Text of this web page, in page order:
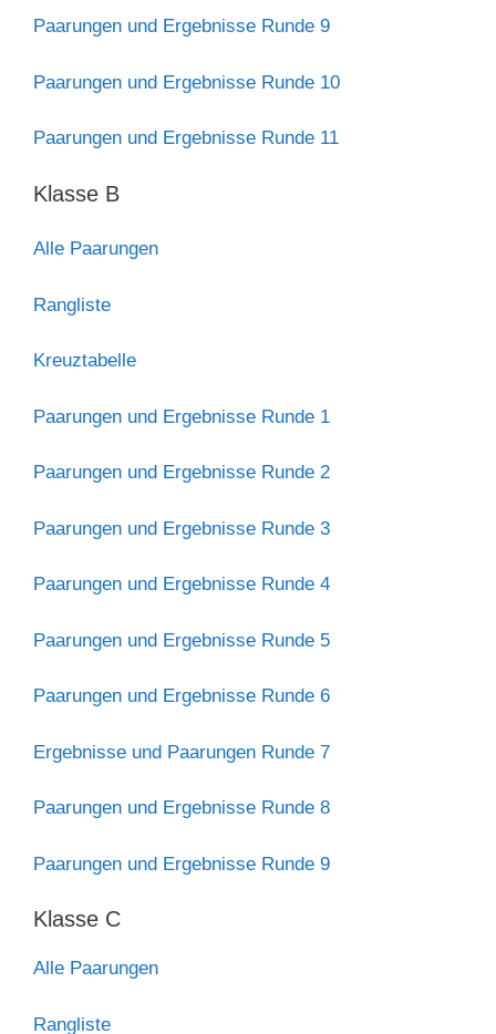
Paarungen und Ergebnisse Runde 9
Paarungen und Ergebnisse Runde 10
Paarungen und Ergebnisse Runde 11
Klasse B
Alle Paarungen
Rangliste
Kreuztabelle
Paarungen und Ergebnisse Runde 1
Paarungen und Ergebnisse Runde 2
Paarungen und Ergebnisse Runde 3
Paarungen und Ergebnisse Runde 4
Paarungen und Ergebnisse Runde 5
Paarungen und Ergebnisse Runde 6
Ergebnisse und Paarungen Runde 7
Paarungen und Ergebnisse Runde 8
Paarungen und Ergebnisse Runde 9
Klasse C
Alle Paarungen
Rangliste